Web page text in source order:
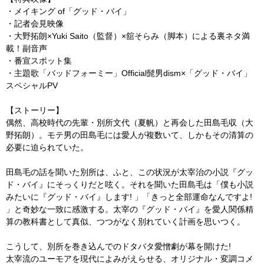
・メイキング of「グッド・バイ」
・記者会見映像
・大野拓朗×Yuki Saito（監督）×舘そらみ（脚本）による裏ネタ満
載！副音声
・番宣スポット集
・主題歌「バッドフォーミー」Official髭男dism×「グッド・バイ」
スペシャルPV
【ストーリー】
偶然、高校時代の先輩・別所文代（夏帆）と再会した田島毛収（大
野拓朗）。モテ男の田島毛には愛人が複数いて、しかもその清算の
必要に迫られていた。
田島毛の話を聞いた別所は、ふと、この状況が太宰治の小説『グッ
ド・バイ』にそっくりだと呟く。それを聞いた田島毛は「僕も小説
みたいに『グッド・バイ』します! 」「きっと全部運命なんですよ!
」と奇妙な一致に感激する。太宰の『グッド・バイ』を愛人関係精
算の教科書として真似、つつがなく別れていく計画を思いつく。
こうして、別所を巻き込んでのドタバタ愛憎劇が幕を開けた!
太宰流のユーモアを現代によみがえらせる、オリジナル・変調コメ